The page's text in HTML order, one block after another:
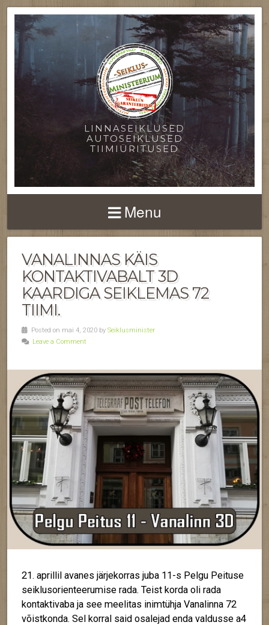
LINNASEIKLUSED
AUTOSEIKLUSED
TIIMIÜRITUSED
Menu
VANALINNAS KÄIS
KONTAKTIVABALT 3D
KAARDIGA SEIKLEMAS 72
TIIMI.
Posted on mai 4, 2020 by Seiklusminister
Leave a Comment
21. aprillil avanes järjekorras juba 11-s Pelgu Peituse
seiklusorienteerumise rada. Teist korda oli rada
kontaktivaba ja see meelitas inimtühja Vanalinna 72
võistkonda. Sel korral said osalejad enda valdusse a4